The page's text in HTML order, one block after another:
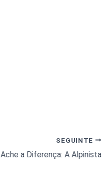
SEGUINTE
Ache a Diferença: A Alpinista